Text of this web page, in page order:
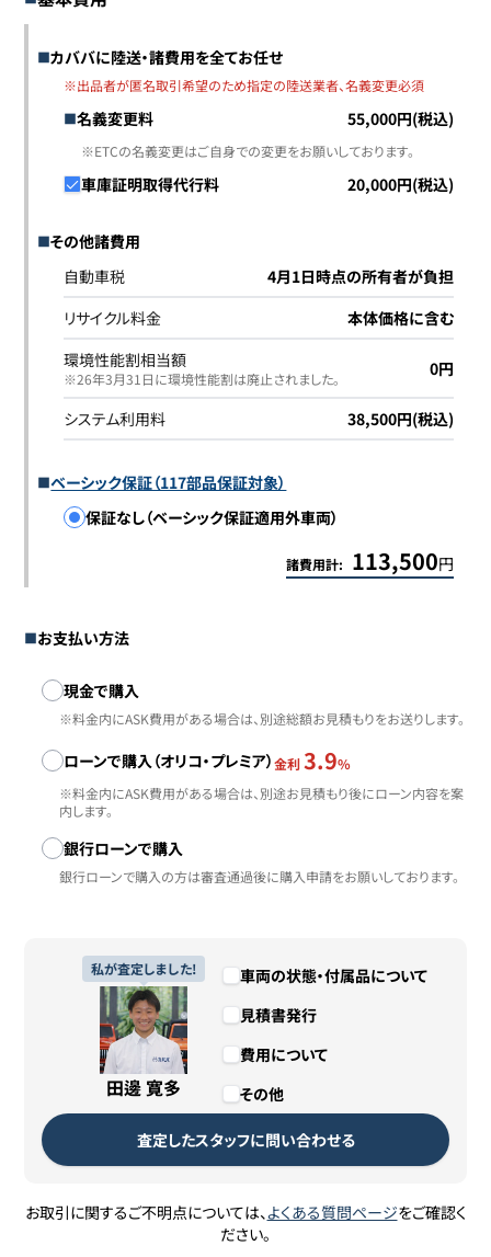
カババに陸送・諸費用を全てお任せ
※出品者が匿名取引希望のため指定の陸送業者、名義変更必須
名義変更料 55,000円(税込)
※ETCの名義変更はご自身での変更をお願いしております。
車庫証明取得代行料 20,000円(税込)
その他諸費用
自動車税
4月1日時点の所有者が負担
リサイクル料金
本体価格に含む
環境性能割相当額
※26年3月31日に環境性能割は廃止されました｡ 0円
システム利用料 38,500円(税込)
ベーシック保証（117部品保証対象）
保証なし（ベーシック保証適用外車両）
諸費用計: 113,500円
お支払い方法
お支払い方法
現金で購入
※料金内にASK費用がある場合は、別途総額お見積もりをお送りします。
ローンで購入（オリコ・プレミア）金利 3.9%
※料金内にASK費用がある場合は、別途お見積もり後にローン内容を案
内します。
銀行ローンで購入
銀行ローンで購入の方は審査通過後に購入申請をお願いしております。
私が査定しました!
田邊 寛多
車両の状態・付属品について
見積書発行
費用について
その他
査定したスタッフに問い合わせる
お取引に関するご不明点については、よくある質問ページをご確認く
ださい。